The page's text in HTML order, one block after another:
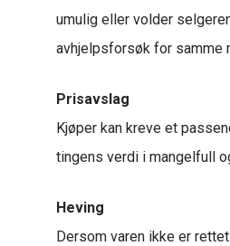
umulig eller volder
avhjelpsforsøk for samme
Prisavslag
Kjøper kan kreve et
tingens verdi i mangelfull
Heving
Dersom varen ikke er